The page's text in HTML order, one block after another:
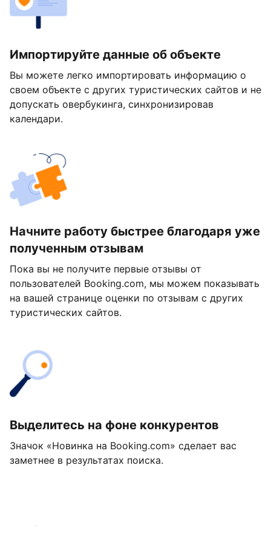
Импортируйте данные об объекте
Вы можете легко импортировать информацию о
своем объекте с других туристических сайтов и не
допускать овербукинга, синхронизировав
календари.
Начните работу быстрее благодаря уже
полученным отзывам
Пока вы не получите первые отзывы от
пользователей Booking.com, мы можем показывать
на вашей странице оценки по отзывам с других
туристических сайтов.
Выделитесь на фоне конкурентов
Значок «Новинка на Booking.com» сделает вас
заметнее в результатах поиска.
Начать